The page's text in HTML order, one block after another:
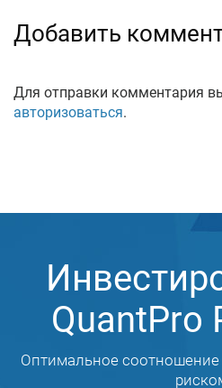
Добавить
Для отправки комментария
авторизоваться.
QuantPro
Оптимальное